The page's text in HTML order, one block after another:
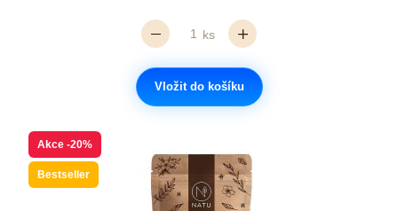
ks
Vložit do košíku
Akce -20%
Bestseller